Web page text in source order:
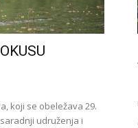
koji se obeležava 29.
udruženja i